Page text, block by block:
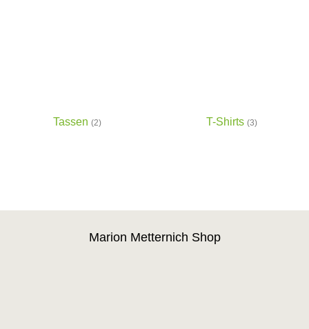
Tassen (2) T-Shirts (3)
Marion Metternich Shop